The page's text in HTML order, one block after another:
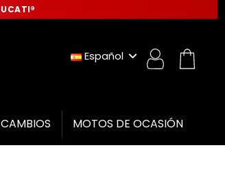
Español
MOTOS DE OCASIÓN